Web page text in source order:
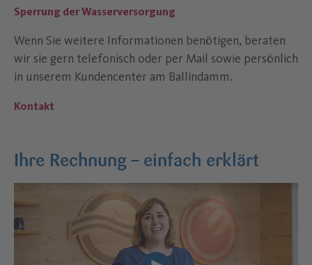
Sperrung der Wasserversorgung
Wenn Sie weitere Informationen benötigen, beraten
wir sie gern telefonisch oder per Mail sowie persönlich
in unserem Kundencenter am Ballindamm.
Kontakt
Ihre Rechnung – einfach erklärt